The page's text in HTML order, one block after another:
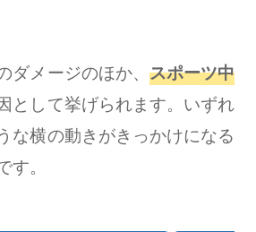
ダメージのほか、 スポーツ中
として挙げられます。いずれ
な横の動きがきっかけになる
す。